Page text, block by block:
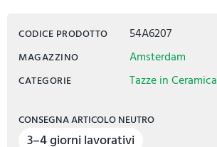
CODICE PRODOTTO 54A6207
MAGAZZINO Amsterdam
CATEGORIE Tazze in Ceramica
CONSEGNA ARTICOLO NEUTRO
3–4 giorni lavorativi